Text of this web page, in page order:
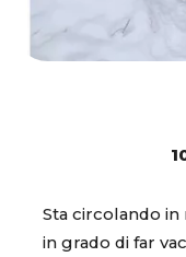
Sta circolando in
in grado di far